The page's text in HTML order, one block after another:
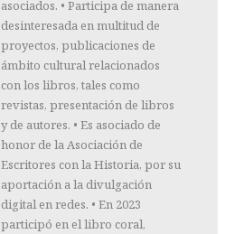
asociados. • Participa de manera
desinteresada en multitud de
proyectos, publicaciones de
ámbito cultural relacionados
con los libros, tales como
revistas, presentación de libros
y de autores. • Es asociado de
honor de la Asociación de
Escritores con la Historia, por su
aportación a la divulgación
digital en redes. • En 2023
participó en el libro coral,